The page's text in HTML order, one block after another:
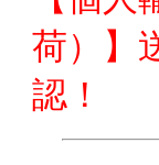
荷）】
認！